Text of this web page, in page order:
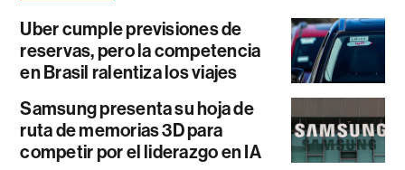
Uber cumple previsiones de
reservas, pero la competencia
en Brasil ralentiza los viajes
Samsung presenta su hoja de
ruta de memorias 3D para
competir por el liderazgo en IA